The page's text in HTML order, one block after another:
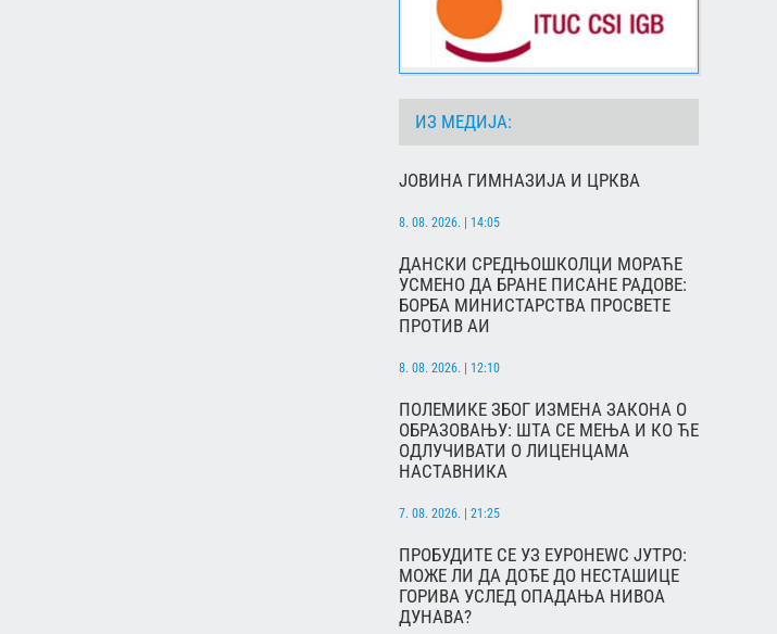
ИЗ МЕДИЈА:
ЈОВИНА ГИМНАЗИЈА И ЦРКВА
8. 08. 2026. | 14:05
ДАНСКИ СРЕДЊОШКОЛЦИ МОРАЋЕ
УСМЕНО ДА БРАНЕ ПИСАНЕ РАДОВЕ:
БОРБА МИНИСТАРСТВА ПРОСВЕТЕ
ПРОТИВ АИ
8. 08. 2026. | 12:10
ПОЛЕМИКЕ ЗБОГ ИЗМЕНА ЗАКОНА О
ОБРАЗОВАЊУ: ШТА СЕ МЕЊА И КО ЋЕ
ОДЛУЧИВАТИ О ЛИЦЕНЦАМА
НАСТАВНИКА
7. 08. 2026. | 21:25
ПРОБУДИТЕ СЕ УЗ ЕУРОНЕWС ЈУТРО:
МОЖЕ ЛИ ДА ДОЂЕ ДО НЕСТАШИЦЕ
ГОРИВА УСЛЕД ОПАДАЊА НИВОА
ДУНАВА?